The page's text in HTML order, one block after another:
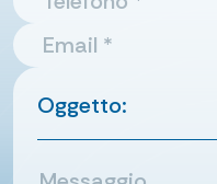
Oggetto: